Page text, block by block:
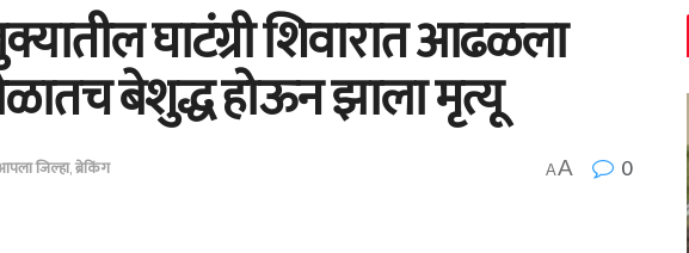
घाटंग्री शिवारात आढळला
बेशुद्ध होऊन झाला मृत्यू
जिल्हा,ब्रेकिंग AA 0